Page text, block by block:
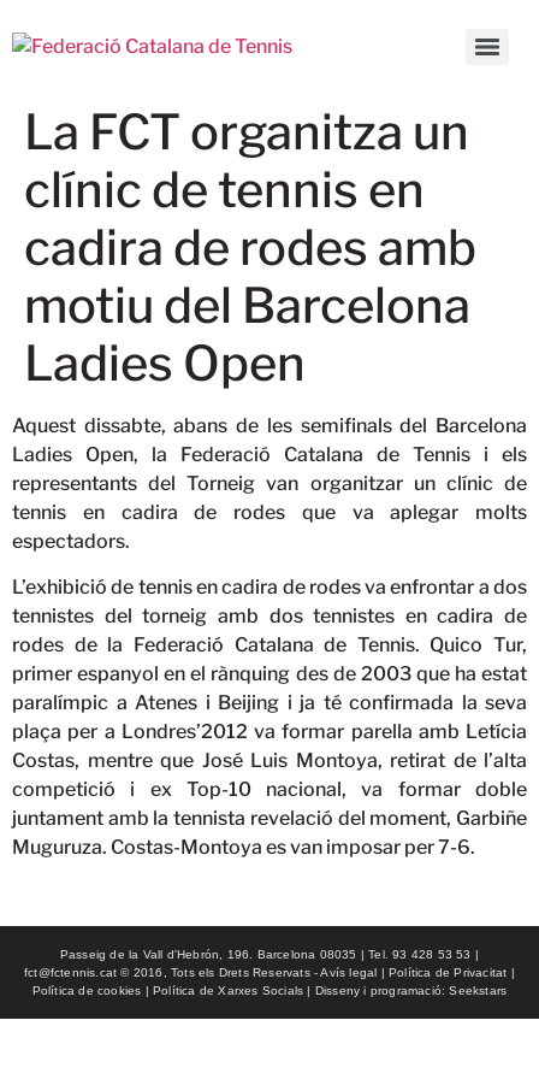
La FCT organitza un
clínic de tennis en
cadira de rodes amb
motiu del Barcelona
Ladies Open
Aquest dissabte, abans de les semifinals del Barcelona
Ladies Open, la Federació Catalana de Tennis i els
representants del Torneig van organitzar un clínic de
tennis en cadira de rodes que va aplegar molts
espectadors.
L’exhibició de tennis en cadira de rodes va enfrontar a dos
tennistes del torneig amb dos tennistes en cadira de
rodes de la Federació Catalana de Tennis. Quico Tur,
primer espanyol en el rànquing des de 2003 que ha estat
paralímpic a Atenes i Beijing i ja té confirmada la seva
plaça per a Londres’2012 va formar parella amb Letícia
Costas, mentre que José Luis Montoya, retirat de l’alta
competició i ex Top-10 nacional, va formar doble
juntament amb la tennista revelació del moment, Garbiñe
Muguruza. Costas-Montoya es van imposar per 7-6.
Passeig de la Vall d'Hebrón, 196. Barcelona 08035 | Tel. 93 428 53 53 |
fct@fctennis.cat © 2016, Tots els Drets Reservats - Avís legal | Política de Privacitat |
Política de cookies | Política de Xarxes Socials | Disseny i programació: Seekstars